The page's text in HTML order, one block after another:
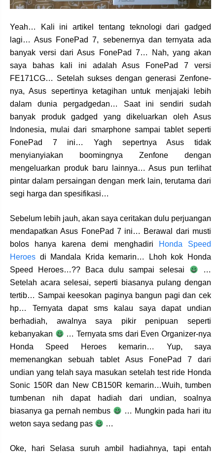
Yeah… Kali ini artikel tentang teknologi dari gadged
lagi… Asus FonePad 7, sebenernya dan ternyata ada
banyak versi dari Asus FonePad 7… Nah, yang akan
saya bahas kali ini adalah Asus FonePad 7 versi
FE171CG… Setelah sukses dengan generasi Zenfone-
nya, Asus sepertinya ketagihan untuk menjajaki lebih
dalam dunia pergadgedan… Saat ini sendiri sudah
banyak produk gadged yang dikeluarkan oleh Asus
Indonesia, mulai dari smarphone sampai tablet seperti
FonePad 7 ini… Yagh sepertnya Asus tidak
menyianyiakan boomingnya Zenfone dengan
mengeluarkan produk baru lainnya… Asus pun terlihat
pintar dalam persaingan dengan merk lain, terutama dari
segi harga dan spesifikasi…
Sebelum lebih jauh, akan saya ceritakan dulu perjuangan
mendapatkan Asus FonePad 7 ini… Berawal dari musti
bolos hanya karena demi menghadiri
Honda Speed
Heroes di Mandala Krida kemarin… Lhoh kok Honda
Speed Heroes…?? Baca dulu sampai selesai
…
Setelah acara selesai, seperti biasanya pulang dengan
tertib… Sampai keesokan paginya bangun pagi dan cek
hp… Ternyata dapat sms kalau saya dapat undian
berhadiah, awalnya saya pikir penipuan seperti
kebanyakan
… Ternyata sms dari Even Organizer-nya
Honda Speed Heroes kemarin… Yup, saya
memenangkan sebuah tablet Asus FonePad 7 dari
undian yang telah saya masukan setelah test ride Honda
Sonic 150R dan New CB150R kemarin…Wuih, tumben
tumbenan nih dapat hadiah dari undian, soalnya
biasanya ga pernah nembus
… Mungkin pada hari itu
weton saya sedang pas
…
Oke, hari Selasa suruh ambil hadiahnya, tapi entah